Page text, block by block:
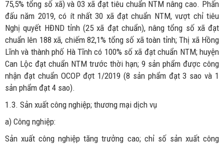
75,5% tổng số xã) và 03 xã đạt tiêu chuẩn NTM nâng cao. Phấn
đấu năm 2019, có ít nhất 30 xã đạt chuẩn NTM, vượt chỉ tiêu
Nghị quyết HĐND tỉnh (25 xã đạt chuẩn), nâng tổng số xã đạt
chuẩn lên 188 xã, chiếm 82,1% tổng số xã toàn tỉnh; Thị xã Hồng
Lĩnh và thành phố Hà Tĩnh có 100% số xã đạt chuẩn NTM; huyện
Can Lộc đạt chuẩn NTM trước thời hạn; 9 sản phẩm được công
nhận đạt chuẩn OCOP đợt 1/2019 (8 sản phẩm đạt 3 sao và 1
sản phẩm đạt 4 sao).
1.3. Sản xuất công nghiệp; thương mại dịch vụ
a) Công nghiệp:
Sản xuất công nghiệp tăng trưởng cao; chỉ số sản xuất công